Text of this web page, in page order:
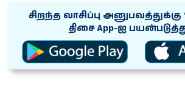
சிறந்த வாசிப்பு அனுபவத்துக்கு
திசை App-ஐ